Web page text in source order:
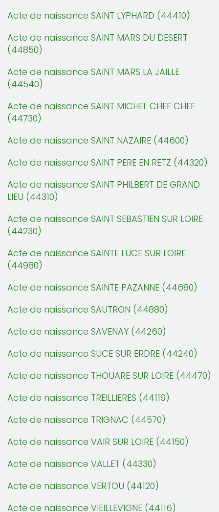
Acte de naissance SAINT LYPHARD (44410)
Acte de naissance SAINT MARS DU DESERT
(44850)
Acte de naissance SAINT MARS LA JAILLE
(44540)
Acte de naissance SAINT MICHEL CHEF CHEF
(44730)
Acte de naissance SAINT NAZAIRE (44600)
Acte de naissance SAINT PERE EN RETZ (44320)
Acte de naissance SAINT PHILBERT DE GRAND
LIEU (44310)
Acte de naissance SAINT SEBASTIEN SUR LOIRE
(44230)
Acte de naissance SAINTE LUCE SUR LOIRE
(44980)
Acte de naissance SAINTE PAZANNE (44680)
Acte de naissance SAUTRON (44880)
Acte de naissance SAVENAY (44260)
Acte de naissance SUCE SUR ERDRE (44240)
Acte de naissance THOUARE SUR LOIRE (44470)
Acte de naissance TREILLIERES (44119)
Acte de naissance TRIGNAC (44570)
Acte de naissance VAIR SUR LOIRE (44150)
Acte de naissance VALLET (44330)
Acte de naissance VERTOU (44120)
Acte de naissance VIEILLEVIGNE (44116)